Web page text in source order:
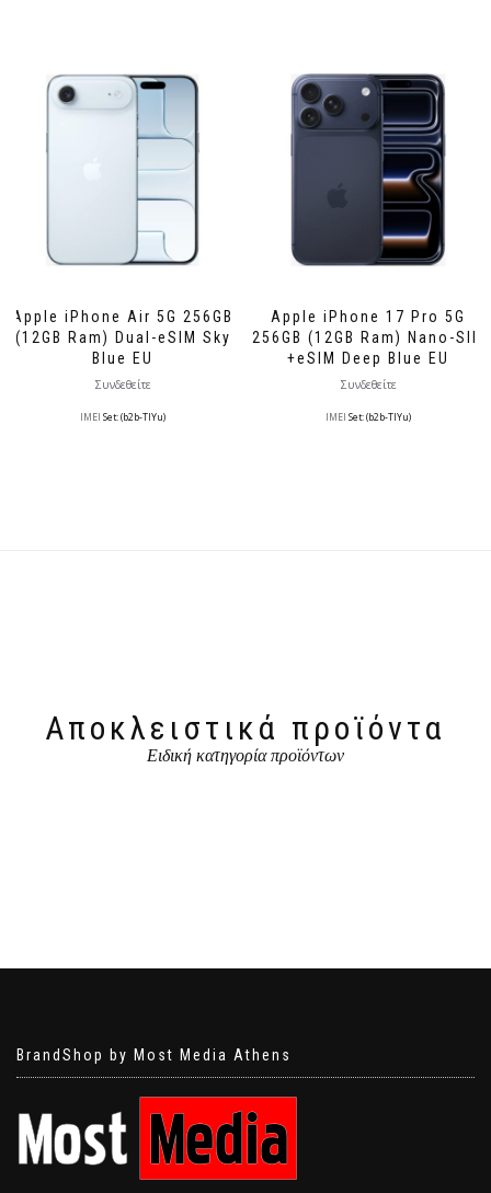
Apple iPhone Air 5G 256GB
(12GB Ram) Dual-eSIM Sky
Blue EU
Συνδεθείτε
IMEI Set: (b2b-TlYu)
Apple iPhone 17 Pro 5G
256GB (12GB Ram) Nano-SIM
+eSIM Deep Blue EU
Συνδεθείτε
IMEI Set: (b2b-TlYu)
Αποκλειστικά προϊόντα
Ειδική κατηγορία προϊόντων
BrandShop by Most Media Athens